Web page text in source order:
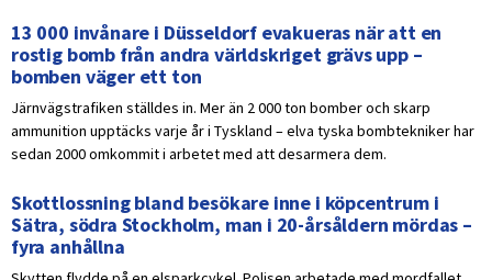
13 000 invånare i Düsseldorf evakueras när att en
rostig bomb från andra världskriget grävs upp –
bomben väger ett ton
Järnvägstrafiken ställdes in. Mer än 2 000 ton bomber och skarp
ammunition upptäcks varje år i Tyskland – elva tyska bombtekniker har
sedan 2000 omkommit i arbetet med att desarmera dem.
Skottlossning bland besökare inne i köpcentrum i
Sätra, södra Stockholm, man i 20-årsåldern mördas –
fyra anhållna